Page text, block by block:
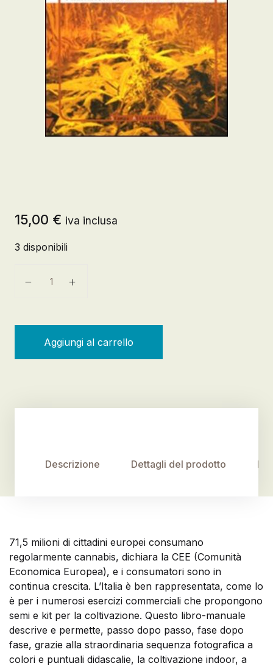
15,00 € iva inclusa
3 disponibili
Aggiungi al carrello
Descrizione Dettagli del prodotto
71,5 milioni di cittadini europei consumano
regolarmente cannabis, dichiara la CEE (Comunità
Economica Europea), e i consumatori sono in
continua crescita. L’Italia è ben rappresentata, come lo
è per i numerosi esercizi commerciali che propongono
semi e kit per la coltivazione. Questo libro-manuale
descrive e permette, passo dopo passo, fase dopo
fase, grazie alla straordinaria sequenza fotografica a
colori e puntuali didascalie, la coltivazione indoor, a